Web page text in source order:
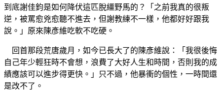
到底謝佳鈞是如何降伏這匹脫繮野馬的？「之前我真的很叛
逆，被罵愈兇愈聽不進去，但謝教練不一樣，他都好好跟我
說。」原來陳彥維吃軟不吃硬。
回首那段荒唐歲月，如今已長大了的陳彥維說：「我很後悔
自己年少輕狂時不會想，浪費了大好人生和時間，否則我的成
績應該可以進步得更快。」只不過，他暴衝的個性，一時間還
是改不了。